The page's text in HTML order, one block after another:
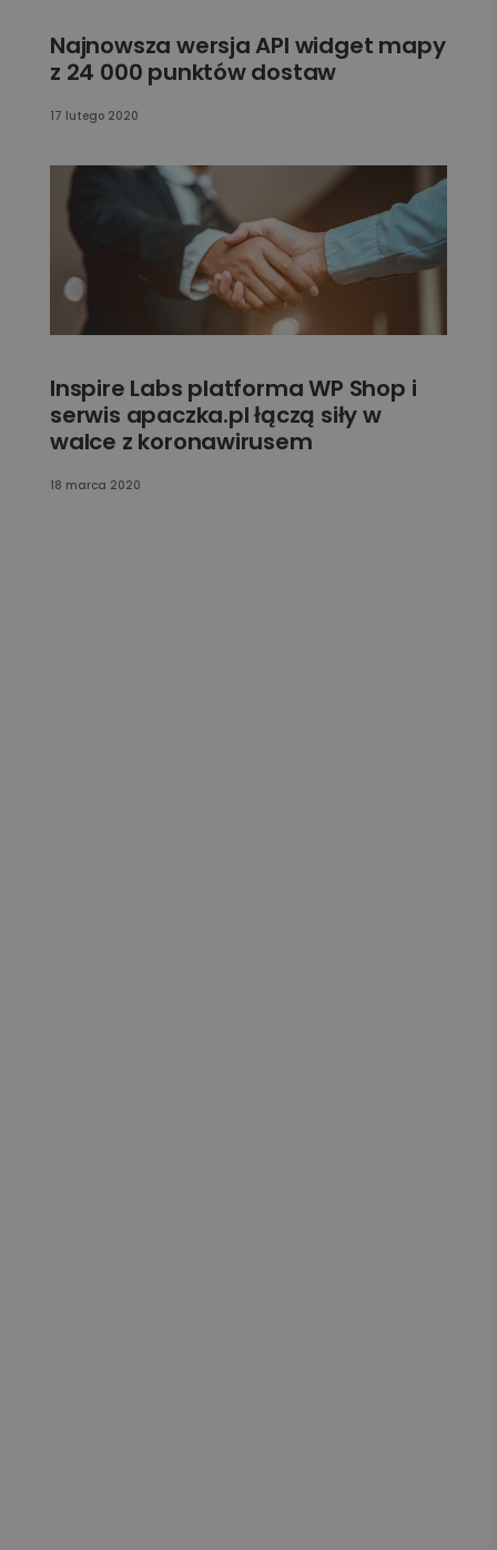
Najnowsza wersja API widget mapy
z 24 000 punktów dostaw
17 lutego 2020
Inspire Labs platforma WP Shop i
serwis apaczka.pl łączą siły w
walce z koronawirusem
18 marca 2020